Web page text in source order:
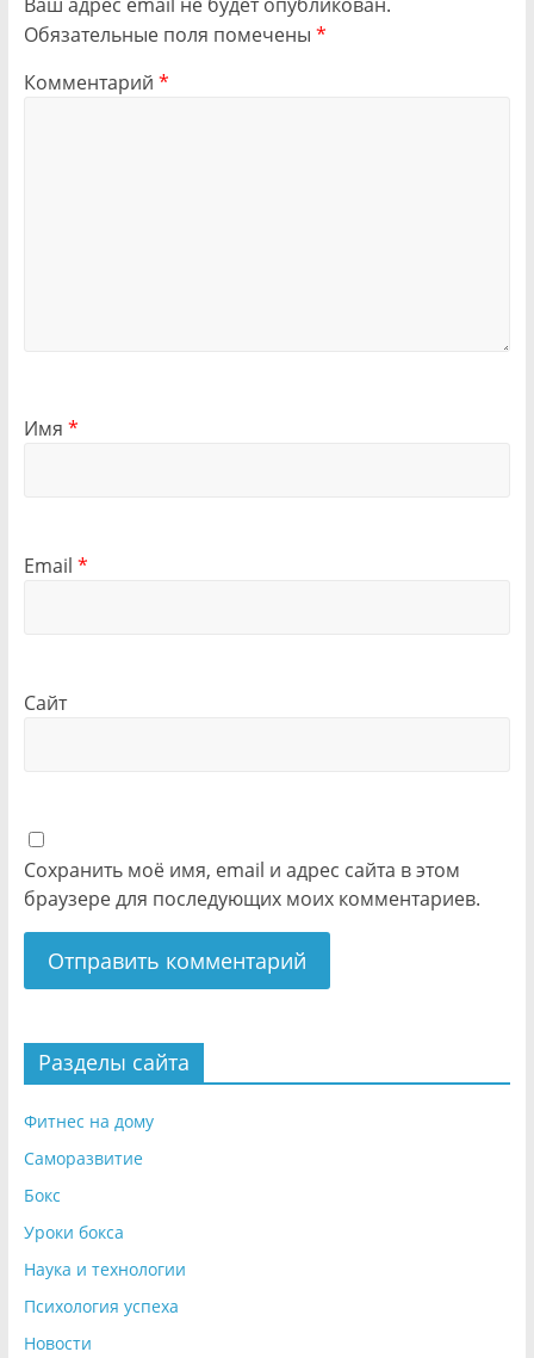
Обязательные поля помечены *
Комментарий *
Имя *
Email *
Сайт
Сохранить моё имя, email и адрес сайта в этом
браузере для последующих моих комментариев.
Разделы сайта
Фитнес на дому
Саморазвитие
Бокс
Уроки бокса
Наука и технологии
Психология успеха
Новости